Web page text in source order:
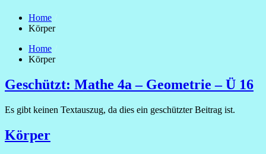
Home
Körper
Home
Körper
Geschützt: Mathe 4a – Geometrie – Ü 16
Es gibt keinen Textauszug, da dies ein geschützter Beitrag ist.
Körper